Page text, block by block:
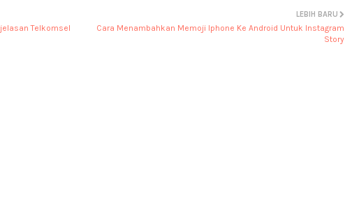
LEBIH BARU
Cara Menambahkan Memoji Iphone Ke Android Untuk Instagram
Story
Telkomsel